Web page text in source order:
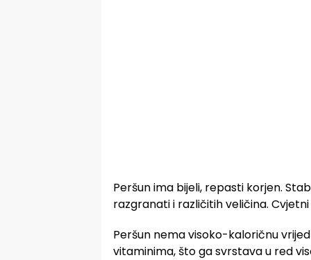
Peršun ima bijeli, repasti korjen.
razgranati i različitih veličina.
Peršun nema visoko-kaloričnu
vitaminima, što ga svrstava u red